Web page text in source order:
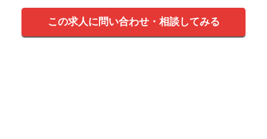
この求人に問い合わせ・相談してみる